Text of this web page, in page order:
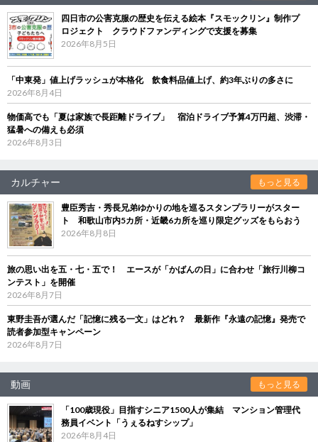
四日市の公害克服の歴史を伝える絵本『スモックリン』制作プ
ロジェクト クラウドファンディングで支援を募集
2026年8月5日
「中東発」値上げラッシュが本格化 飲食料品値上げ、約3年ぶりの多さに
2026年8月4日
物価高でも「夏は家族で長距離ドライブ」 宿泊ドライブ予算4万円超、渋滞・
猛暑への備えも必須
2026年8月3日
カルチャー もっと見る
豊臣秀吉・秀長兄弟ゆかりの地を巡るスタンプラリーがスター
ト 和歌山市内5カ所・近畿6カ所を巡り限定グッズをもらおう
2026年8月8日
旅の思い出を五・七・五で！ エースが「かばんの日」に合わせ「旅行川柳コ
ンテスト」を開催
2026年8月7日
東野圭吾が選んだ「記憶に残る一文」はどれ？ 最新作『永遠の記憶』発売で
読者参加型キャンペーン
2026年8月7日
動画 もっと見る
「100歳現役」目指すシニア1500人が集結 マンション管理代
務員イベント「うぇるねすシップ」
2026年8月4日